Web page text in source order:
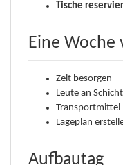
Tische
Eine Woche
Zelt besorgen
Leute an
Transportmittel
Lageplan
Aufbautag